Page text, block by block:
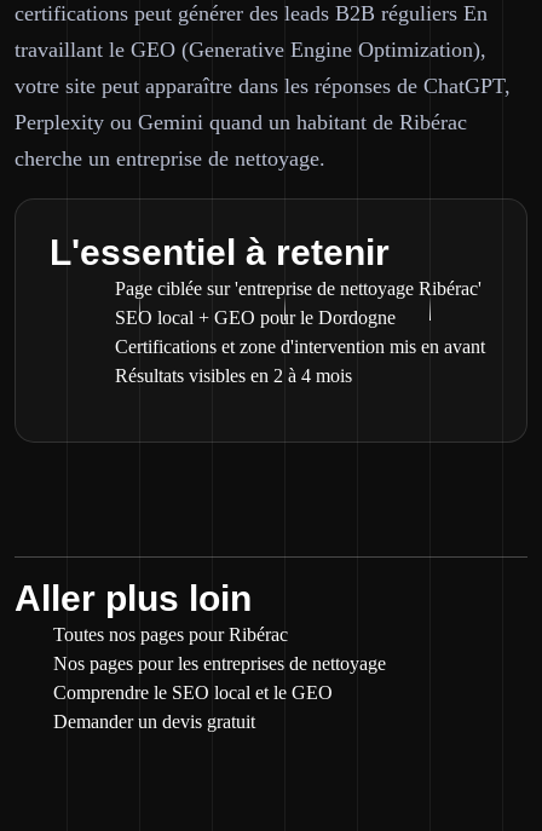
certifications peut générer des leads B2B réguliers En
travaillant le GEO (Generative Engine Optimization),
votre site peut apparaître dans les réponses de ChatGPT,
Perplexity ou Gemini quand un habitant de Ribérac
cherche un entreprise de nettoyage.
L'essentiel à retenir
Page ciblée sur 'entreprise de nettoyage Ribérac'
SEO local + GEO pour le Dordogne
Certifications et zone d'intervention mis en avant
Résultats visibles en 2 à 4 mois
Aller plus loin
Toutes nos pages pour Ribérac
Nos pages pour les entreprises de nettoyage
Comprendre le SEO local et le GEO
Demander un devis gratuit